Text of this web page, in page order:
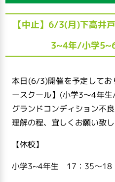
【中止】6/3(月)下高井
3~4年/小学
本日(6/3)開催を予定してお
ースクール】(小学3～4年生
グランドコンディション不
理解の程、宜しくお願い致し
【休校】
小学3~4年生 17：35～18